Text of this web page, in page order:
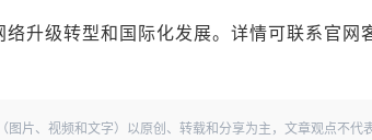
升级转型和国际化发展。详情可联系官网
图片、视频和文字）以原创、转载和分享为主，文章观点不代